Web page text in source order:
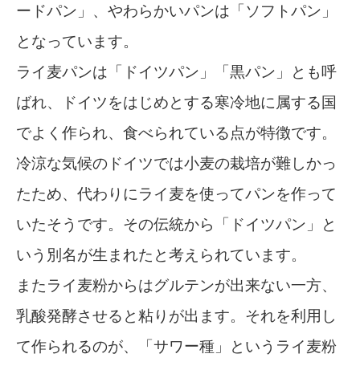
ードパン」、やわらかいパンは「ソフトパン」
となっています。
ライ麦パンは「ドイツパン」「黒パン」とも呼
ばれ、ドイツをはじめとする寒冷地に属する国
でよく作られ、食べられている点が特徴です。
冷涼な気候のドイツでは小麦の栽培が難しかっ
たため、代わりにライ麦を使ってパンを作って
いたそうです。その伝統から「ドイツパン」と
いう別名が生まれたと考えられています。
またライ麦粉からはグルテンが出来ない一方、
乳酸発酵させると粘りが出ます。それを利用し
て作られるのが、「サワー種」というライ麦粉